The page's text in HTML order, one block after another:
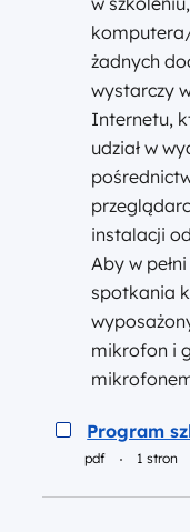
żadnych
wystarczy
Internetu,
udział w
instalacji
Aby w
spotkania
mikrofon i
Podgląd
Program
pdf 1 stron